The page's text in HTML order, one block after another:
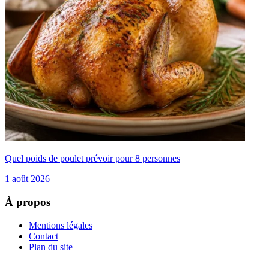
Quel poids de poulet prévoir pour 8 personnes
1 août 2026
À propos
Mentions légales
Contact
Plan du site